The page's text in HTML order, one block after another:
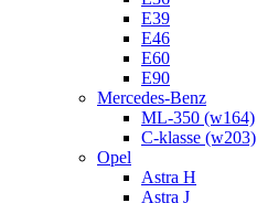
E39
E46
E60
E90
Mercedes-Benz
ML-350 (w164)
C-klasse (w203)
Opel
Astra H
Astra J